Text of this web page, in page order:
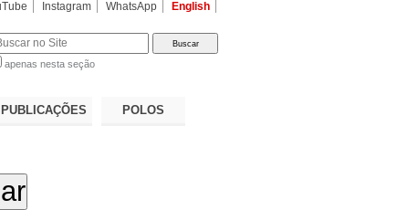
Instagram WhatsApp English
apenas nesta seção
PUBLICAÇÕES POLOS